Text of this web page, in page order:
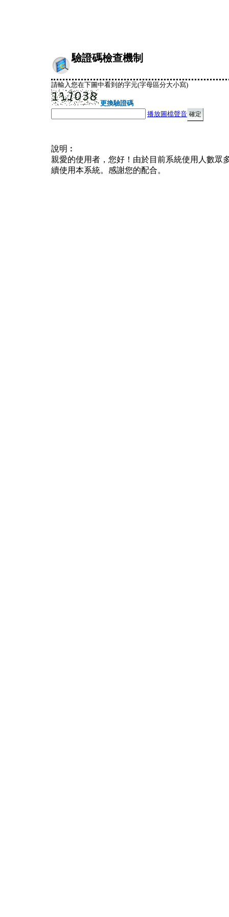
驗證碼檢查機制
請輸入您在下圖中看到的字元(字母區分大小寫)
更換驗證碼
播放圖檔聲音
說明︰
親愛的使用者，您好！由於目前系統使用人數眾
續使用本系統。感謝您的配合。